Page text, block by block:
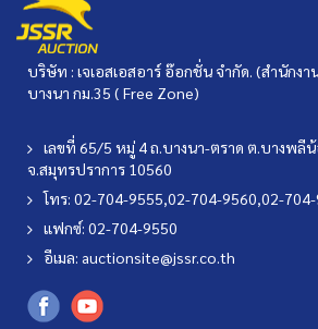
บริษัท : เจเอสเอสอาร์ อ๊อกชั่น จำกัด. (สำนักง
บางนา กม.35 ( Free Zone)
เลขที่ 65/5 หมู่ 4 ถ.บางนา-ตราด ต.บางพลี
จ.สมุทรปราการ 10560
โทร: 02-704-9555,02-704-9560,02-
แฟกซ์: 02-704-9550
อีเมล: auctionsite@jssr.co.th